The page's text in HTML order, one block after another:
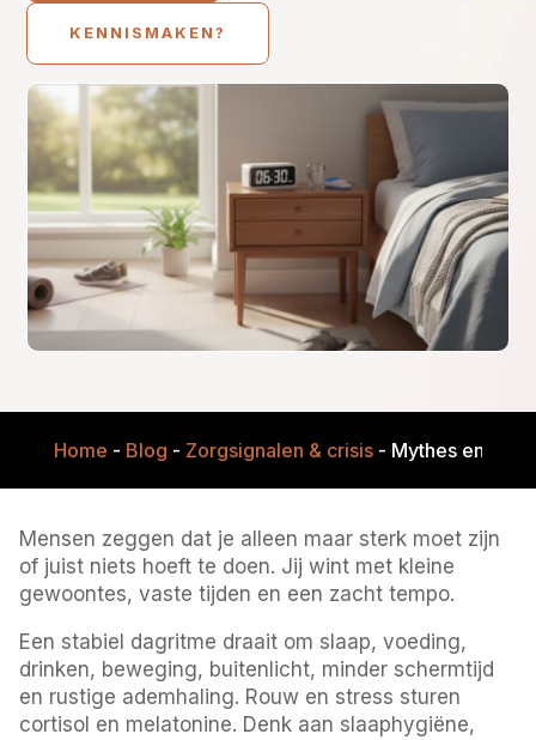
KENNISMAKEN?
Home - Blog - Zorgsignalen & crisis- Mythes en
Mensen zeggen dat je alleen maar sterk moet zijn
of juist niets hoeft te doen. Jij wint met kleine
gewoontes, vaste tijden en een zacht tempo.
Een stabiel dagritme draait om slaap, voeding,
drinken, beweging, buitenlicht, minder schermtijd
en rustige ademhaling. Rouw en stress sturen
cortisol en melatonine. Denk aan slaaphygiëne,